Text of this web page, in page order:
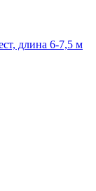
длина 6-7,5 м